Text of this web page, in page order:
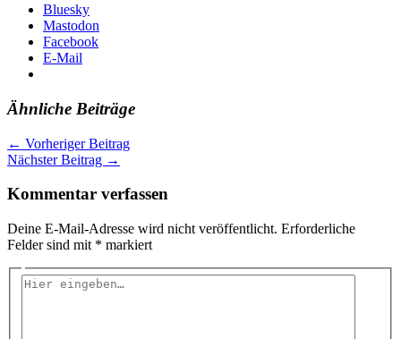
Bluesky
Mastodon
Facebook
E-Mail
Ähnliche Beiträge
← Vorheriger Beitrag
Nächster Beitrag →
Kommentar verfassen
Deine E-Mail-Adresse wird nicht veröffentlicht. Erforderliche
Felder sind mit * markiert
Hier